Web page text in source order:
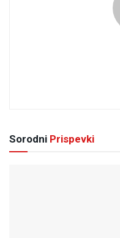
Sorodni Prispevki